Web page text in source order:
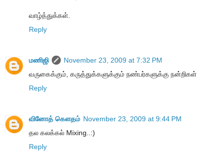
வாழ்த்துக்கள்.
Reply
மணிஜி
November 23, 2009 at 7:32 PM
வருகைக்கும், கருத்துக்களுக்கும் நண்பர்களுக்கு நன்றிகள்
Reply
வினோத் கெளதம் November 23, 2009 at 9:44 PM
தல கலக்கல் Mixing..:)
Reply